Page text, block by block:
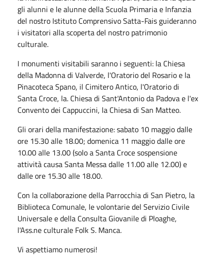
gli alunni e le alunne della Scuola Primaria e Infanzia
del nostro Istituto Comprensivo Satta-Fais guideranno
i visitatori alla scoperta del nostro patrimonio
culturale.
I monumenti visitabili saranno i seguenti: la Chiesa
della Madonna di Valverde, l'Oratorio del Rosario e la
Pinacoteca Spano, il Cimitero Antico, l'Oratorio di
Santa Croce, la. Chiesa di Sant'Antonio da Padova e l'ex
Convento dei Cappuccini, la Chiesa di San Matteo.
Gli orari della manifestazione: sabato 10 maggio dalle
ore 15.30 alle 18.00; domenica 11 maggio dalle ore
10.00 alle 13.00 (solo a Santa Croce sospensione
attività causa Santa Messa dalle 11.00 alle 12.00) e
dalle ore 15.30 alle 18.00.
Con la collaborazione della Parrocchia di San Pietro, la
Biblioteca Comunale, le volontarie del Servizio Civile
Universale e della Consulta Giovanile di Ploaghe,
l'Ass.ne culturale Folk S. Manca.
Vi aspettiamo numerosi!